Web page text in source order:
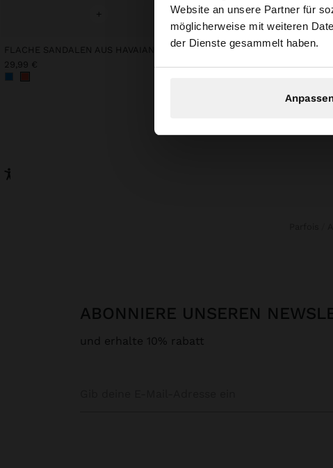
Website an unsere Partner für
möglicherweise mit weiteren
der Dienste gesammelt haben.
Sie greifen von Austria
durchsuchen?
+
FLACHE SANDALEN AUS HAVAIANAS
29,99 €
+
GLATTES KLEID AUS 100%
ABONNIERE UNSEREN
und erhalte 10% rabatt